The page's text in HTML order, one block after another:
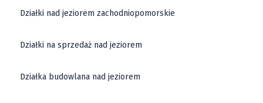
Działki nad jeziorem zachodniopomorskie
Działki na sprzedaż nad jeziorem
Działka budowlana nad jeziorem